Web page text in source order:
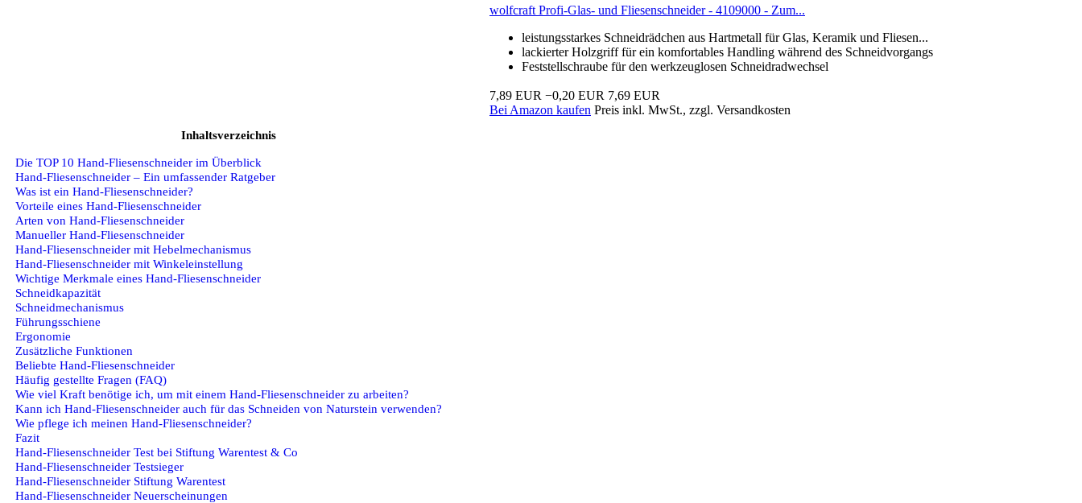
wolfcraft Profi-Glas- und Fliesenschneider - 4109000 - Zum...
leistungsstarkes Schneidrädchen aus Hartmetall für Glas, Keramik und Fliesen...
lackierter Holzgriff für ein komfortables Handling während des Schneidvorgangs
Feststellschraube für den werkzeuglosen Schneidradwechsel
7,89 EUR −0,20 EUR 7,69 EUR
Bei Amazon kaufen Preis inkl. MwSt., zzgl. Versandkosten
Inhaltsverzeichnis
Die TOP 10 Hand-Fliesenschneider im Überblick
Hand-Fliesenschneider – Ein umfassender Ratgeber
Was ist ein Hand-Fliesenschneider?
Vorteile eines Hand-Fliesenschneider
Arten von Hand-Fliesenschneider
Manueller Hand-Fliesenschneider
Hand-Fliesenschneider mit Hebelmechanismus
Hand-Fliesenschneider mit Winkeleinstellung
Wichtige Merkmale eines Hand-Fliesenschneider
Schneidkapazität
Schneidmechanismus
Führungsschiene
Ergonomie
Zusätzliche Funktionen
Beliebte Hand-Fliesenschneider
Häufig gestellte Fragen (FAQ)
Wie viel Kraft benötige ich, um mit einem Hand-Fliesenschneider zu arbeiten?
Kann ich Hand-Fliesenschneider auch für das Schneiden von Naturstein verwenden?
Wie pflege ich meinen Hand-Fliesenschneider?
Fazit
Hand-Fliesenschneider Test bei Stiftung Warentest & Co
Hand-Fliesenschneider Testsieger
Hand-Fliesenschneider Stiftung Warentest
Hand-Fliesenschneider Neuerscheinungen